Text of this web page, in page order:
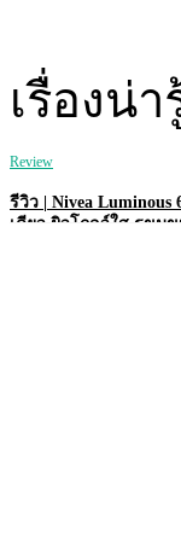
เรื่องน่
Review
รีวิว | Nivea
เดียว ผิวโกลว์ใส รูขุม
รีวิว | Nivea Derma
รีวิว | Vaseline Pro